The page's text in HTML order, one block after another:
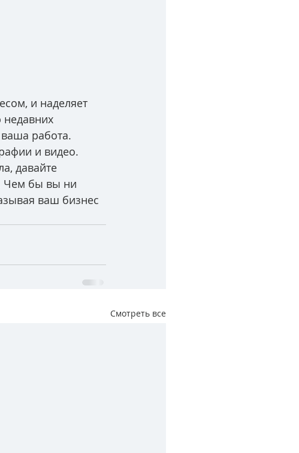
и наделяет
недавних
работа.
и видео.
давайте
Чем бы вы ни
ваш бизнес
Смотреть все